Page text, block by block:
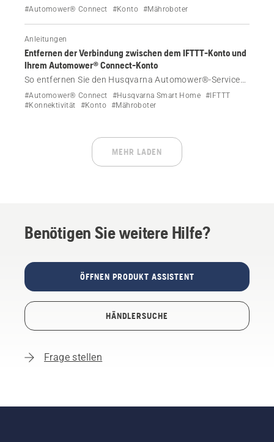
Anmeldeinformationen Ihres Automower® Connect-
#Automower® Connect #Konto #Mähroboter
Anleitungen
Entfernen der Verbindung zwischen dem IFTTT-Konto und
Ihrem Automower® Connect-Konto
So entfernen Sie den Husqvarna Automower®-Service
aus Ihrem IFTTT-Konto.
#Automower® Connect #Husqvarna Smart Home #IFTTT
#Konnektivität
#Konto #Mähroboter
MEHR LADEN
Benötigen Sie weitere Hilfe?
ÖFFNEN PRODUKT ASSISTENT
HÄNDLERSUCHE
Frage stellen